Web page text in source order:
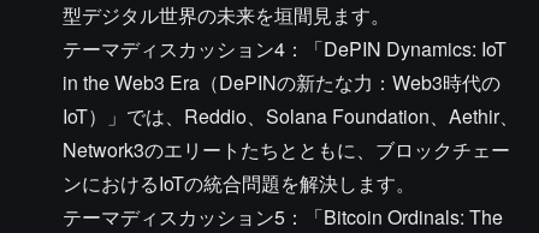
型デジタル世界の未来を垣間見ます。
テーマディスカッション4：「DePIN Dynamics: IoT
in the Web3 Era（DePINの新たな力：Web3時代の
IoT）」では、Reddio、Solana Foundation、Aethir、
Network3のエリートたちとともに、ブロックチェー
ンにおけるIoTの統合問題を解決します。
テーマディスカッション5：「Bitcoin Ordinals: The